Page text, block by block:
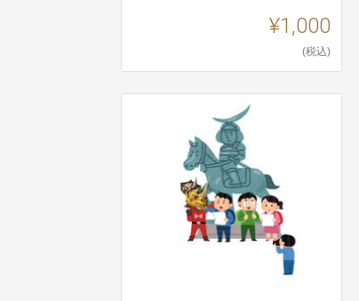
¥1,000
(税込)